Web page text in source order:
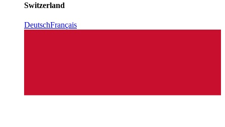
Switzerland
DeutschFrançais